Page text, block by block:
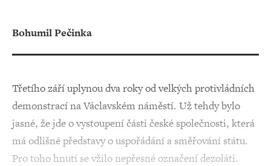
Bohumil Pečinka
Třetího září uplynou dva roky od velkých protivládních
demonstrací na Václavském náměstí. Už tehdy bylo
jasné, že jde o vystoupení části české společnosti, která
má odlišné představy o uspořádání a směřování státu.
Pro toho hnutí se vžilo nepřesné označení dezoláti.